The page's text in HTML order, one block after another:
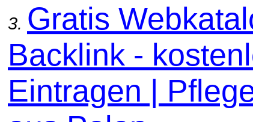
3. Gratis
Backlink -
Eintragen |